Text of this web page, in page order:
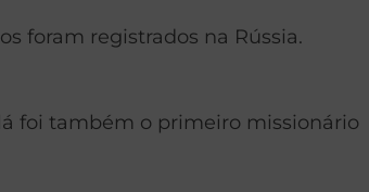
foram registrados na Rússia.
foi também o primeiro missionário